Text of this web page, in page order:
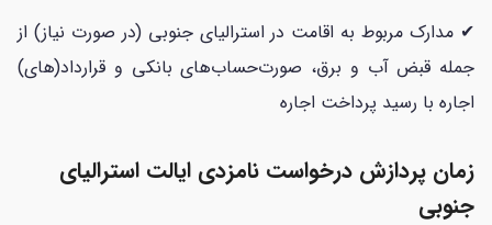
✔ مدارک مربوط به اقامت در استرالیای جنوبی (در صورت نیاز) از
جمله قبض آب و برق، صورت‌حساب‌های بانکی و قرارداد(های)
اجاره با رسید پرداخت اجاره
زمان پردازش درخواست نامزدی ایالت استرالیای
جنوبی